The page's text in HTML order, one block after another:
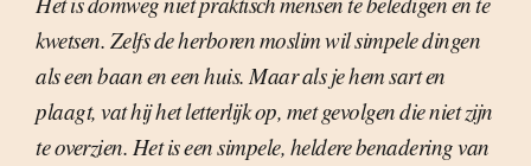
kwetsen. Zelfs de herboren moslim wil simpele dingen
als een baan en een huis. Maar als je hem sart en
plaagt, vat hij het letterlijk op, met gevolgen die niet zijn
te overzien. Het is een simpele, heldere benadering van